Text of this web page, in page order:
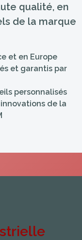
qualité, en
de la marque
et en Europe
et garantis par
personnalisés
de la